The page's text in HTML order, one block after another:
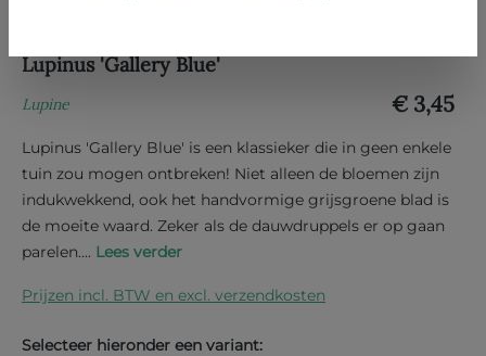
Lupinus 'Gallery Blue'
Lupine € 3,45
Lupinus 'Gallery Blue' is een klassieker die in geen enkele
tuin zou mogen ontbreken! Niet alleen de bloemen zijn
indukwekkend, ook het handvormige grijsgroene blad is
de moeite waard. Zeker als de dauwdruppels er op gaan
parelen.... Lees verder
Prijzen incl. BTW en excl. verzendkosten
Selecteer hieronder een variant: